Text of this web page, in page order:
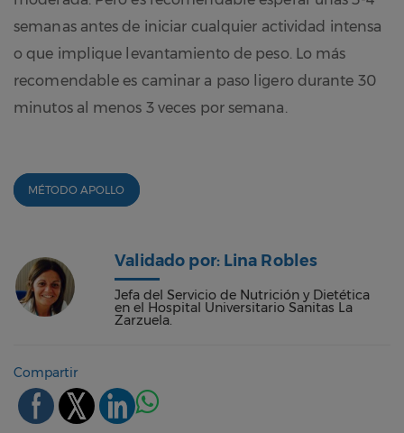
semanas antes de iniciar cualquier actividad intensa
o que implique levantamiento de peso. Lo más
recomendable es caminar a paso ligero durante 30
minutos al menos 3 veces por semana.
MÉTODO APOLLO
Validado por: Lina Robles
Jefa del Servicio de Nutrición y Dietética
en el Hospital Universitario Sanitas La
Zarzuela.
Compartir